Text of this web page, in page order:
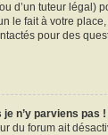
d’un tuteur légal)
le fait à votre
pour des
n’y parviens pas !
du forum ait